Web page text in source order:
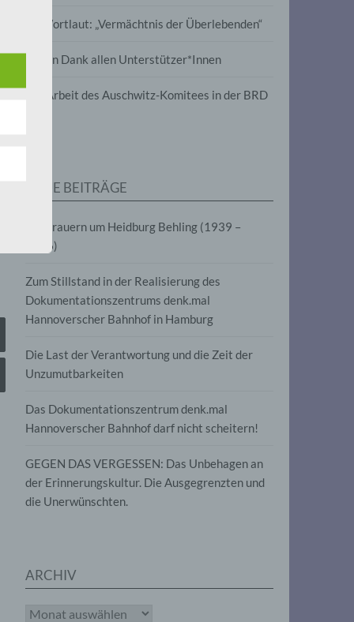
Im Wortlaut: „Vermächtnis der Überlebenden“
Vielen Dank allen Unterstützer*Innen
Zur Arbeit des Auschwitz-Komitees in der BRD
NEUE BEITRÄGE
Wir trauern um Heidburg Behling (1939 –
2026)
Zum Stillstand in der Realisierung des
Dokumentationszentrums denk.mal
Hannoverscher Bahnhof in Hamburg
Die Last der Verantwortung und die Zeit der
Unzumutbarkeiten
Das Dokumentationszentrum denk.mal
Hannoverscher Bahnhof darf nicht scheitern!
GEGEN DAS VERGESSEN: Das Unbehagen an
der Erinnerungskultur. Die Ausgegrenzten und
die Unerwünschten.
ARCHIV
Archiv